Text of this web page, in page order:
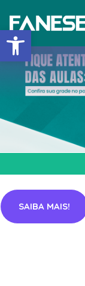
Barra
SAIBA MAIS!